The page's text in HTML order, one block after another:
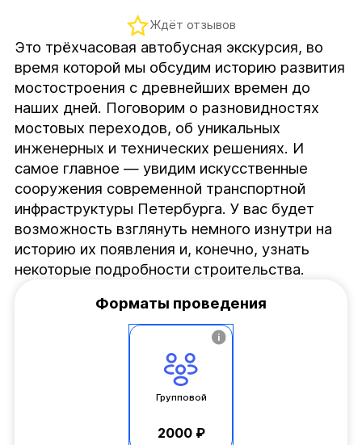
Это трёхчасовая автобусная экскурсия, во
время которой мы обсудим историю развития
мостостроения с древнейших времен до
наших дней. Поговорим о разновидностях
мостовых переходов, об уникальных
инженерных и технических решениях. И
самое главное — увидим искусственные
сооружения современной транспортной
инфраструктуры Петербурга. У вас будет
возможность взглянуть немного изнутри на
историю их появления и, конечно, узнать
некоторые подробности строительства.
Ждёт отзывов
Форматы проведения
Групповой
2000 ₽